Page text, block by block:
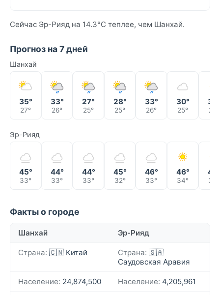
Сейчас Эр-Рияд на 14.3°C теплее, чем Шанхай.
Прогноз на 7 дней
Шанхай
35°
27°
33°
26°
27°
25°
28°
25°
33°
26°
30°
25° 25°
Эр-Рияд
45°
33°
44°
33°
44°
33°
45°
32°
46°
33°
46°
34° 33°
Факты о городе
Шанхай Эр-Рияд
Страна: 🇨🇳 Китай Страна: 🇸🇦
Саудовская Аравия
Население: 24,874,500 Население: 4,205,961